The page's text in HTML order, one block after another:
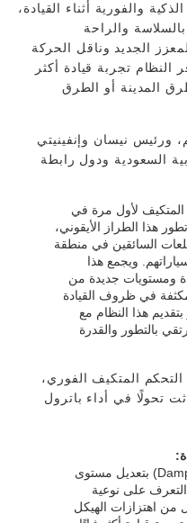
والفورية أثناء القيادة،
والراحة
الجديد وناقل الحركة
تجربة قيادة أكثر
المدينة أو الطرق
ورئيس نيسان وإنفينيتي
السعودية ودول رابطة
المتكيف لأول مرة في
هذا الطراز الأيقوني،
السائقين في منطقة
ويجمع هذا
ومستويات جديدة من
في ظروف القيادة
هذا النظام مع
بالتطور والقدرة
المتكيف الفوري،
تحولًا في أداء باترول
يقوم نظام التخميد الذكي (Damper-e) بتعديل مستوى
على نوعية
من اهتزازات الهيكل